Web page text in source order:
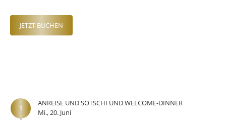
JETZT BUCHEN
1
ANREISE UND SOTSCHI UND WELCOME-DINNER
Mi., 20. Juni